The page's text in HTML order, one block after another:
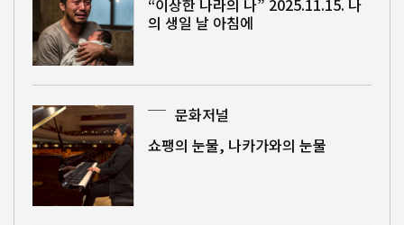
“이상한 나라의 나” 2025.11.15. 나
의 생일 날 아침에
문화저널
쇼팽의 눈물, 나카가와의 눈물